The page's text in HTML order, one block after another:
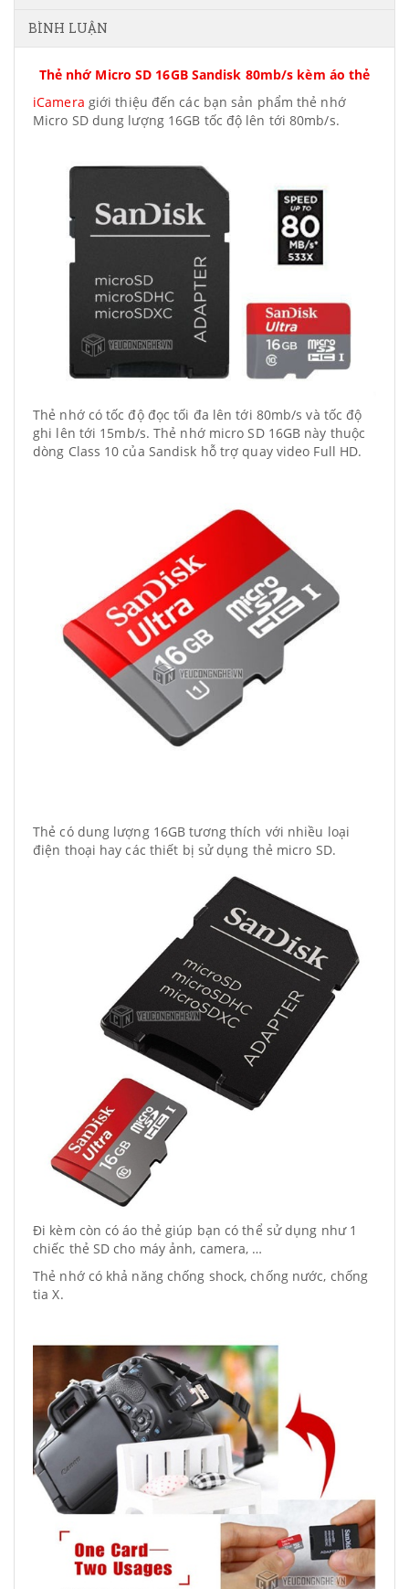
BÌNH LUẬN
Thẻ nhớ Micro SD 16GB Sandisk 80mb/s kèm áo thẻ
iCamera giới thiệu đến các bạn sản phẩm thẻ nhớ
Micro SD dung lượng 16GB tốc độ lên tới 80mb/s.
Thẻ nhớ có tốc độ đọc tối đa lên tới 80mb/s và tốc độ
ghi lên tới 15mb/s. Thẻ nhớ micro SD 16GB này thuộc
dòng Class 10 của Sandisk hỗ trợ quay video Full HD.
Thẻ có dung lượng 16GB tương thích với nhiều loại
điện thoại hay các thiết bị sử dụng thẻ micro SD.
Đi kèm còn có áo thẻ giúp bạn có thể sử dụng như 1
chiếc thẻ SD cho máy ảnh, camera, …
Thẻ nhớ có khả năng chống shock, chống nước, chống
tia X.